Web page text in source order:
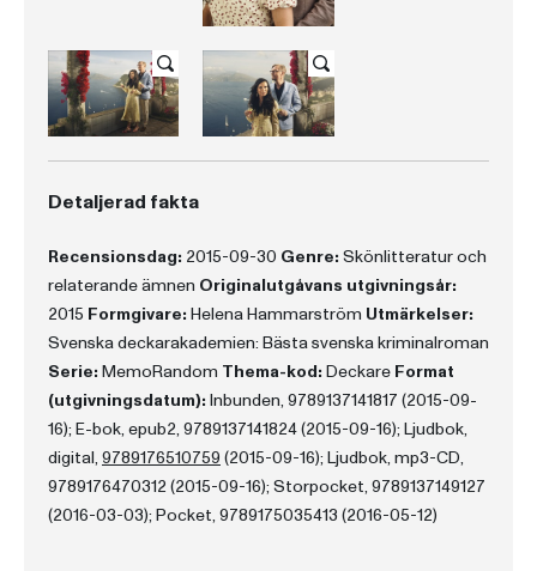
Detaljerad fakta
Recensionsdag: 2015-09-30 Genre: Skönlitteratur och
relaterande ämnen Originalutgåvans utgivningsår:
2015 Formgivare: Helena Hammarström Utmärkelser:
Svenska deckarakademien: Bästa svenska kriminalroman
Serie: MemoRandom Thema-kod: Deckare Format
(utgivningsdatum): Inbunden, 9789137141817 (2015-09-
16); E-bok, epub2, 9789137141824 (2015-09-16); Ljudbok,
digital, 9789176510759 (2015-09-16); Ljudbok, mp3-CD,
9789176470312 (2015-09-16); Storpocket, 9789137149127
(2016-03-03); Pocket, 9789175035413 (2016-05-12)